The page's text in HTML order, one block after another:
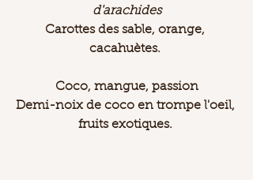
d'arachides
Carottes des sable, orange,
cacahuètes.
Coco, mangue, passion
Demi-noix de coco en trompe l'oeil,
fruits exotiques.